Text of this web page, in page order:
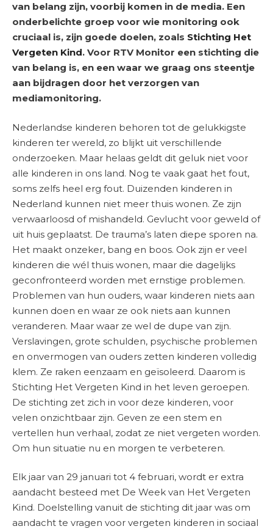
van belang zijn, voorbij komen in de media. Een
onderbelichte groep voor wie monitoring ook
cruciaal is, zijn goede doelen, zoals Stichting Het
Vergeten Kind. Voor RTV Monitor een stichting die
van belang is, en een waar we graag ons steentje
aan bijdragen door het verzorgen van
mediamonitoring.
Nederlandse kinderen behoren tot de gelukkigste
kinderen ter wereld, zo blijkt uit verschillende
onderzoeken. Maar helaas geldt dit geluk niet voor
alle kinderen in ons land. Nog te vaak gaat het fout,
soms zelfs heel erg fout. Duizenden kinderen in
Nederland kunnen niet meer thuis wonen. Ze zijn
verwaarloosd of mishandeld. Gevlucht voor geweld of
uit huis geplaatst. De trauma’s laten diepe sporen na.
Het maakt onzeker, bang en boos. Ook zijn er veel
kinderen die wél thuis wonen, maar die dagelijks
geconfronteerd worden met ernstige problemen.
Problemen van hun ouders, waar kinderen niets aan
kunnen doen en waar ze ook niets aan kunnen
veranderen. Maar waar ze wel de dupe van zijn.
Verslavingen, grote schulden, psychische problemen
en onvermogen van ouders zetten kinderen volledig
klem. Ze raken eenzaam en geïsoleerd. Daarom is
Stichting Het Vergeten Kind in het leven geroepen.
De stichting zet zich in voor deze kinderen, voor
velen onzichtbaar zijn. Geven ze een stem en
vertellen hun verhaal, zodat ze niet vergeten worden.
Om hun situatie nu en morgen te verbeteren.
Elk jaar van 29 januari tot 4 februari, wordt er extra
aandacht besteed met De Week van Het Vergeten
Kind. Doelstelling vanuit de stichting dit jaar was om
aandacht te vragen voor vergeten kinderen in sociaal